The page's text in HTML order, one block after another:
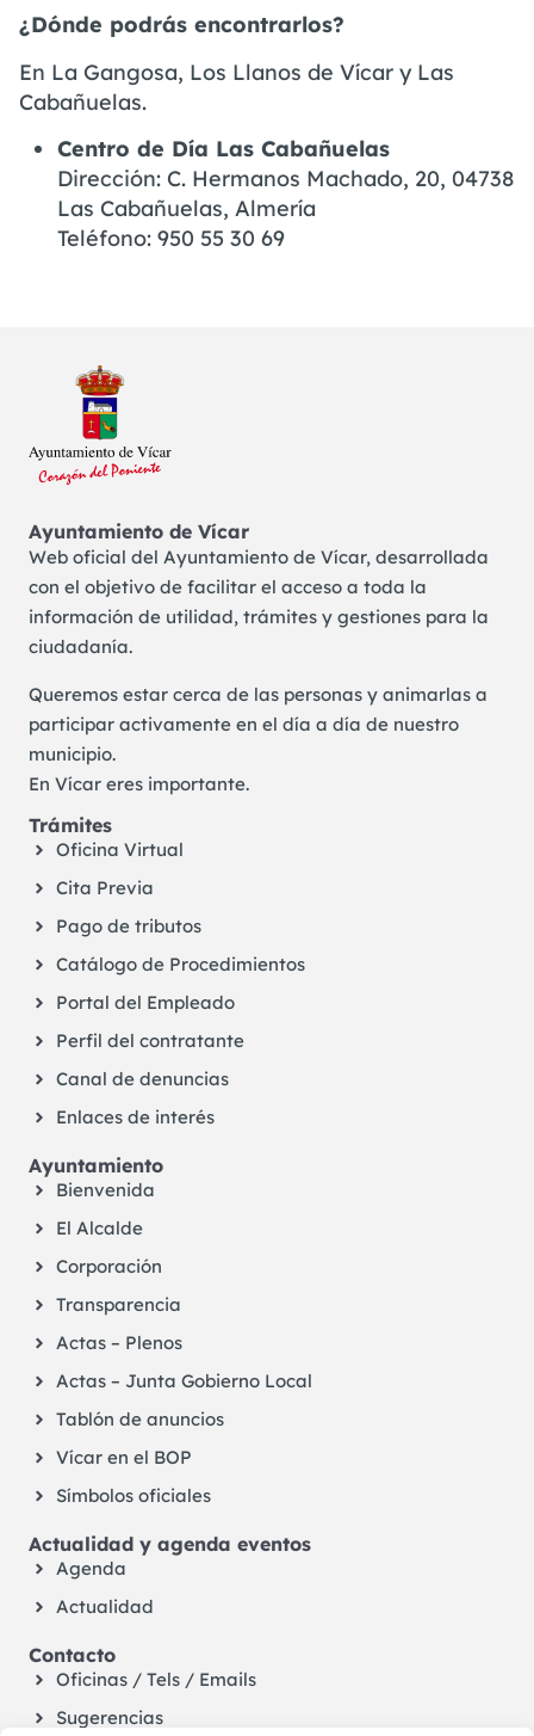
¿Dónde podrás encontrarlos?
En La Gangosa, Los Llanos de Vícar y Las
Cabañuelas.
Centro de Día Las Cabañuelas
Dirección: C. Hermanos Machado, 20, 04738
Las Cabañuelas, Almería
Teléfono: 950 55 30 69
Ayuntamiento de Vícar
Web oficial del Ayuntamiento de Vícar, desarrollada
con el objetivo de facilitar el acceso a toda la
información de utilidad, trámites y gestiones para la
ciudadanía.
Queremos estar cerca de las personas y animarlas a
participar activamente en el día a día de nuestro
municipio.
En Vícar eres importante.
Trámites
Oficina Virtual
Cita Previa
Pago de tributos
Catálogo de Procedimientos
Portal del Empleado
Perfil del contratante
Canal de denuncias
Enlaces de interés
Ayuntamiento
Bienvenida
El Alcalde
Corporación
Transparencia
Actas – Plenos
Actas – Junta Gobierno Local
Tablón de anuncios
Vícar en el BOP
Símbolos oficiales
Actualidad y agenda eventos
Agenda
Actualidad
Contacto
Oficinas / Tels / Emails
Sugerencias